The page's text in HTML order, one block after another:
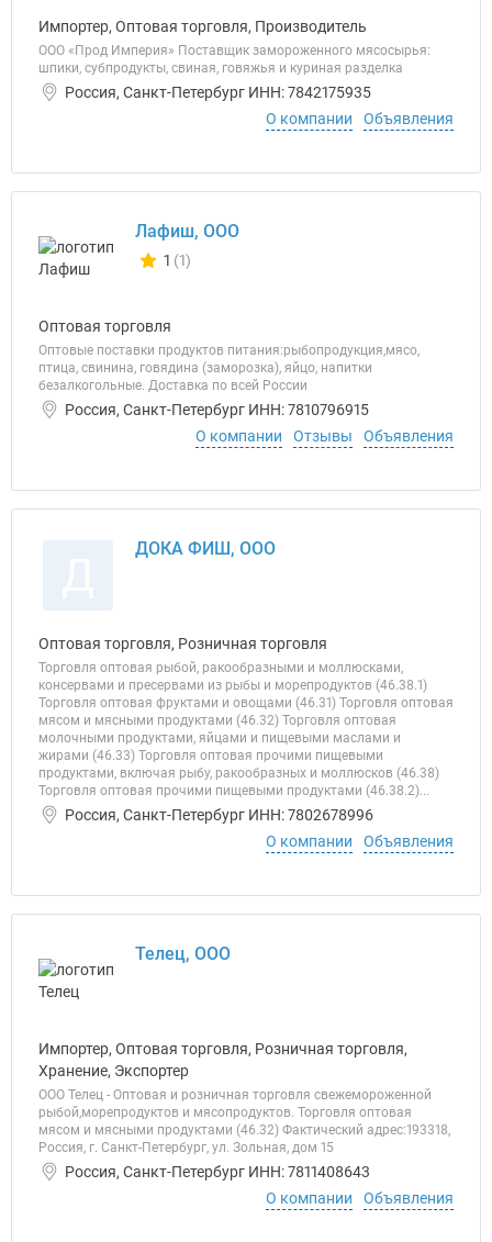
Импортер, Оптовая торговля, Производитель
ООО «Прод Империя» Поставщик замороженного мясосырья:
шпики, субпродукты, свиная, говяжья и куриная разделка
Россия, Санкт-Петербург ИНН: 7842175935
О компании
Объявления
Лафиш, ООО
Количество отзывов у компании всего и сегодня
1 (1)
Оптовая торговля
Оптовые поставки продуктов питания:рыбопродукция,мясо,
птица, свинина, говядина (заморозка), яйцо, напитки
безалкогольные. Доставка по всей России
Россия, Санкт-Петербург ИНН: 7810796915
О компании
Отзывы Объявления
ДОКА ФИШ, ООО
Оптовая торговля, Розничная торговля
Торговля оптовая рыбой, ракообразными и моллюсками,
консервами и пресервами из рыбы и морепродуктов (46.38.1)
Торговля оптовая фруктами и овощами (46.31) Торговля оптовая
мясом и мясными продуктами (46.32) Торговля оптовая
молочными продуктами, яйцами и пищевыми маслами и
жирами (46.33) Торговля оптовая прочими пищевыми
продуктами, включая рыбу, ракообразных и моллюсков (46.38)
Торговля оптовая прочими пищевыми продуктами (46.38.2)...
Россия, Санкт-Петербург ИНН: 7802678996
О компании
Объявления
Телец, ООО
Импортер, Оптовая торговля, Розничная торговля,
Хранение, Экспортер
ООО Телец - Оптовая и розничная торговля свежемороженной
рыбой,морепродуктов и мясопродуктов. Торговля оптовая
мясом и мясными продуктами (46.32) Фактический адрес:193318,
Россия, г. Санкт-Петербург, ул. Зольная, дом 15
Россия, Санкт-Петербург ИНН: 7811408643
О компании
Объявления